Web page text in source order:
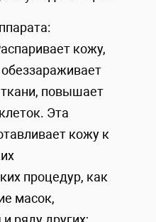
кожу,
повышает
Эта
кожу к
процедур, как
масок,